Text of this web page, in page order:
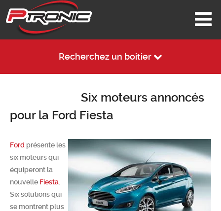
Recherchez un boitier
Six moteurs annoncés
pour la Ford Fiesta
Ford présente les
six moteurs qui
équiperont la
nouvelle Fiesta
Six solutions qui
se montrent plus